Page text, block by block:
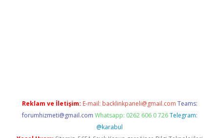
Reklam ve İletişim: E-mail: backlinkpaneli@gmail.com Teams:
forumhizmeti@gmail.com Whatsapp: 0262 606 0 726 Telegram:
@karabul